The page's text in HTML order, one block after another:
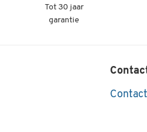
Tot 30 jaar
garantie